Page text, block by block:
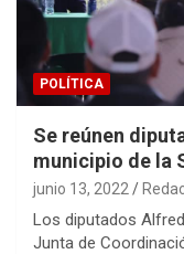
POLÍTICA
Se reúnen
municipio de la
junio 13, 2022
Los diputados
Junta de